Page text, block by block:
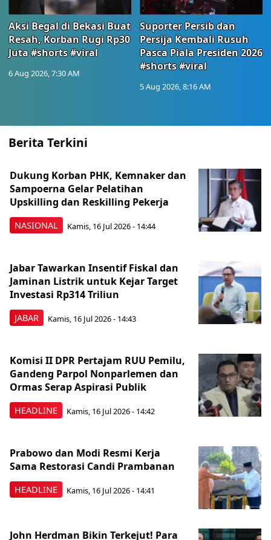
Aksi Begal di Bekasi Buat
Resah, Korban Rugi Rp30
Juta #shorts #viral
6 Aug 2026, 7:30 AM
Suporter Persib dan
Persija Kembali Rusuh
Pasca Piala Presiden 2026
#shorts #viral
5 Aug 2026, 8:16 AM
Berita Terkini
NASIONAL
Dukung Korban PHK, Kemnaker dan
Sampoerna Gelar Pelatihan
Upskilling dan Reskilling Pekerja
Kamis, 16 Jul 2026 - 14:44
JABAR
Jabar Tawarkan Insentif Fiskal dan
Jaminan Listrik untuk Kejar Target
Investasi Rp314 Triliun
Kamis, 16 Jul 2026 - 14:43
HEADLINE
Komisi II DPR Pertajam RUU Pemilu,
Gandeng Parpol Nonparlemen dan
Ormas Serap Aspirasi Publik
Kamis, 16 Jul 2026 - 14:42
HEADLINE
Prabowo dan Modi Resmi Kerja
Sama Restorasi Candi Prambanan
Kamis, 16 Jul 2026 - 14:41
John Herdman Bikin Terkejut! Para